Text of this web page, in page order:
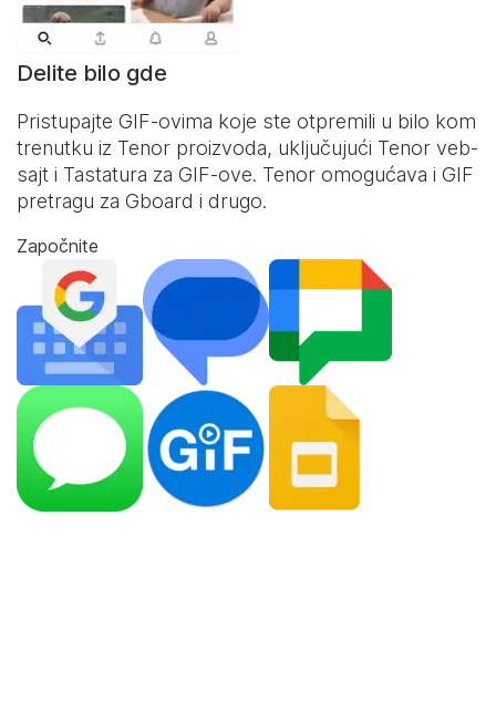
Delite bilo gde
Pristupajte GIF-ovima koje ste otpremili u bilo kom
trenutku iz Tenor proizvoda, uključujući Tenor veb-
sajt i Tastatura za GIF-ove. Tenor omogućava i GIF
pretragu za Gboard i drugo.
Započnite